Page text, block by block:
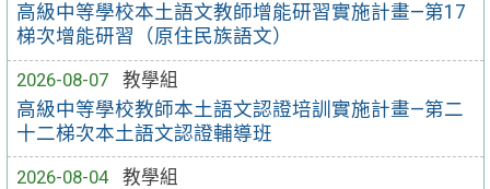
高級中等學校本土語文教師增能研習實施計畫—第17
梯次增能研習（原住民族語文）
2026-08-07
教學組
高級中等學校教師本土語文認證培訓實施計畫—第二
十二梯次本土語文認證輔導班
2026-08-04
教學組